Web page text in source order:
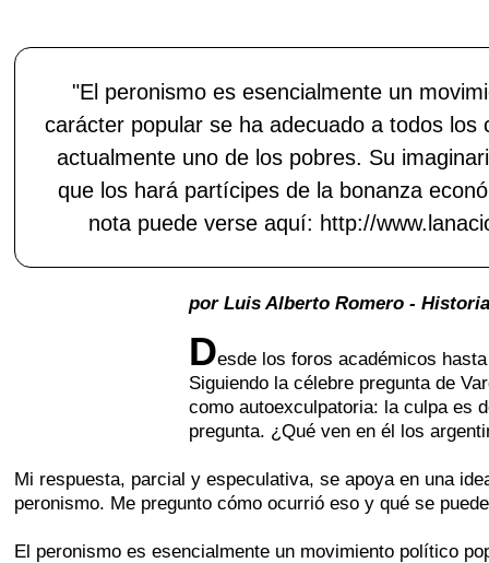
"El peronismo es esencialmente un
carácter popular se ha adecuado a todos
actualmente uno de los pobres. Su
que los hará partícipes de la bonanza
nota puede verse aquí: http://
por Luis Alberto Romero -
Desde los foros académicos
Siguiendo la célebre pregunta de
como autoexculpatoria: la culpa es
pregunta. ¿Qué ven en él los
Mi respuesta, parcial y especulativa, se apoya en una
peronismo. Me pregunto cómo ocurrió eso y qué se
El peronismo es esencialmente un movimiento político